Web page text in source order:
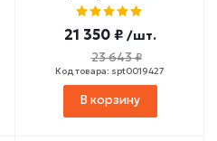
21 350 ₽ /шт.
23 643 ₽
Код товара: spt0019427
В корзину